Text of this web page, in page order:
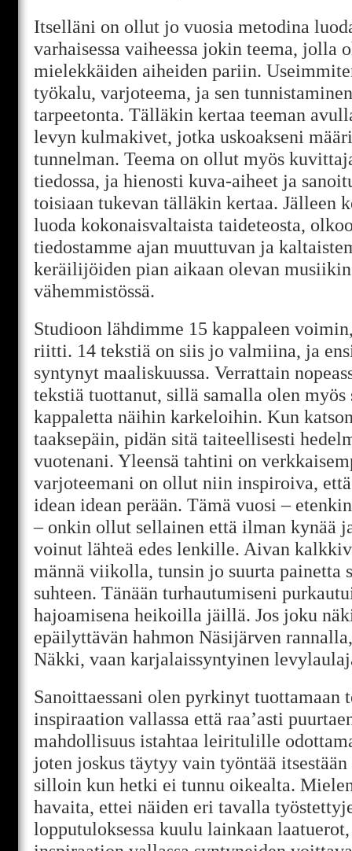
Itselläni on ollut jo vuosia metodina
varhaisessa vaiheessa jokin teema, jolla
mielekkäiden aiheiden pariin.
työkalu, varjoteema, ja sen
tarpeetonta. Tälläkin kertaa teeman
levyn kulmakivet, jotka uskoakseni
tunnelman. Teema on ollut myös
tiedossa, ja hienosti kuva-aiheet ja
toisiaan tukevan tälläkin kertaa. Jälleen
luoda kokonaisvaltaista taideteosta,
tiedostamme ajan muuttuvan ja
keräilijöiden pian aikaan olevan
vähemmistössä.
Studioon lähdimme 15 kappaleen
riitti. 14 tekstiä on siis jo valmiina, ja
syntynyt maaliskuussa. Verrattain
tekstiä tuottanut, sillä samalla olen myös
kappaletta näihin karkeloihin. Kun
taaksepäin, pidän sitä taiteellisesti
vuotenani. Yleensä tahtini on
varjoteemani on ollut niin inspiroiva,
idean idean perään. Tämä vuosi –
– onkin ollut sellainen että ilman kynää
voinut lähteä edes lenkille. Aivan
männä viikolla, tunsin jo suurta painetta
suhteen. Tänään turhautumiseni
hajoamisena heikoilla jäillä. Jos joku
epäilyttävän hahmon Näsijärven
Näkki, vaan karjalaissyntyinen
Sanoittaessani olen pyrkinyt tuottamaan
inspiraation vallassa että raa’asti
mahdollisuus istahtaa leiritulille
joten joskus täytyy vain työntää
silloin kun hetki ei tunnu oikealta.
havaita, ettei näiden eri tavalla
lopputuloksessa kuulu lainkaan